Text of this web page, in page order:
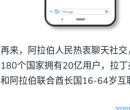
再来，阿拉伯人民热衷聊天社
180个国家拥有20亿用户，拉
和阿拉伯联合酋长国16-64岁互